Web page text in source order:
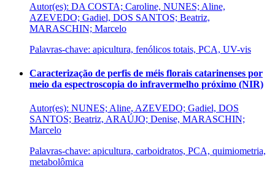
Autor(es): DA COSTA; Caroline, NUNES; Aline,
AZEVEDO; Gadiel, DOS SANTOS; Beatriz,
MARASCHIN; Marcelo
Palavras-chave: apicultura, fenólicos totais, PCA, UV-vis
Caracterização de perfis de méis florais catarinenses por
meio da espectroscopia do infravermelho próximo (NIR)
Autor(es): NUNES; Aline, AZEVEDO; Gadiel, DOS
SANTOS; Beatriz, ARAÚJO; Denise, MARASCHIN;
Marcelo
Palavras-chave: apicultura, carboidratos, PCA, quimiometria,
metabolômica